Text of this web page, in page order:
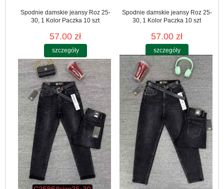
Spodnie damskie jeansy Roz 25-
30, 1 Kolor Paczka 10 szt
57.00 zł
szczegóły
Spodnie damskie jeansy Roz 25-
30, 1 Kolor Paczka 10 szt
57.00 zł
szczegóły